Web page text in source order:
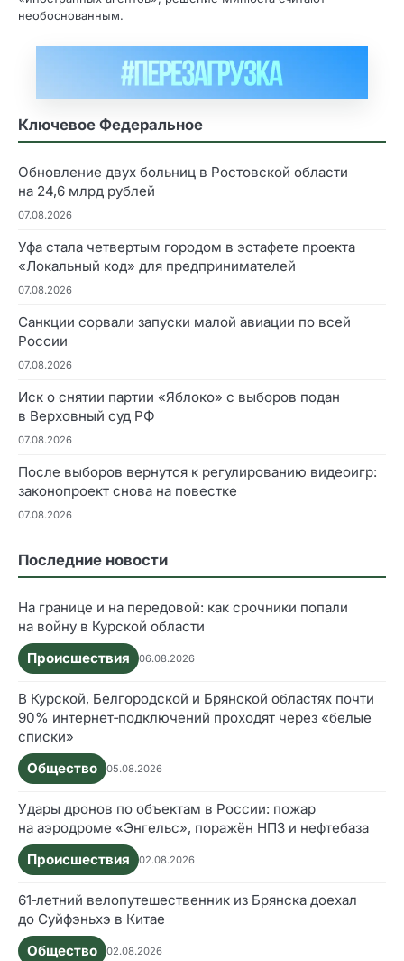
необоснованным.
Ключевое Федеральное
Обновление двух больниц в Ростовской области
на 24,6 млрд рублей
07.08.2026
Уфа стала четвертым городом в эстафете проекта
«Локальный код» для предпринимателей
07.08.2026
Санкции сорвали запуски малой авиации по всей
России
07.08.2026
Иск о снятии партии «Яблоко» с выборов подан
в Верховный суд РФ
07.08.2026
После выборов вернутся к регулированию видеоигр:
законопроект снова на повестке
07.08.2026
Последние новости
На границе и на передовой: как срочники попали
на войну в Курской области
Происшествия
06.08.2026
В Курской, Белгородской и Брянской областях почти
90% интернет‑подключений проходят через «белые
списки»
Общество
05.08.2026
Удары дронов по объектам в России: пожар
на аэродроме «Энгельс», поражён НПЗ и нефтебаза
Происшествия
02.08.2026
61‑летний велопутешественник из Брянска доехал
до Суйфэньхэ в Китае
Общество
02.08.2026